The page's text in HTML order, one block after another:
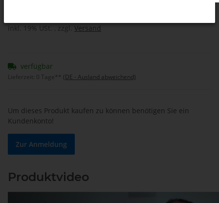
inkl. 19% USt. , zzgl. Versand
verfügbar
Lieferzeit: 0 Tage** (DE - Ausland abweichend)
Um dieses Produkt kaufen zu können benötigen Sie ein
Kundenkonto!
Zur Anmeldung
Produktvideo